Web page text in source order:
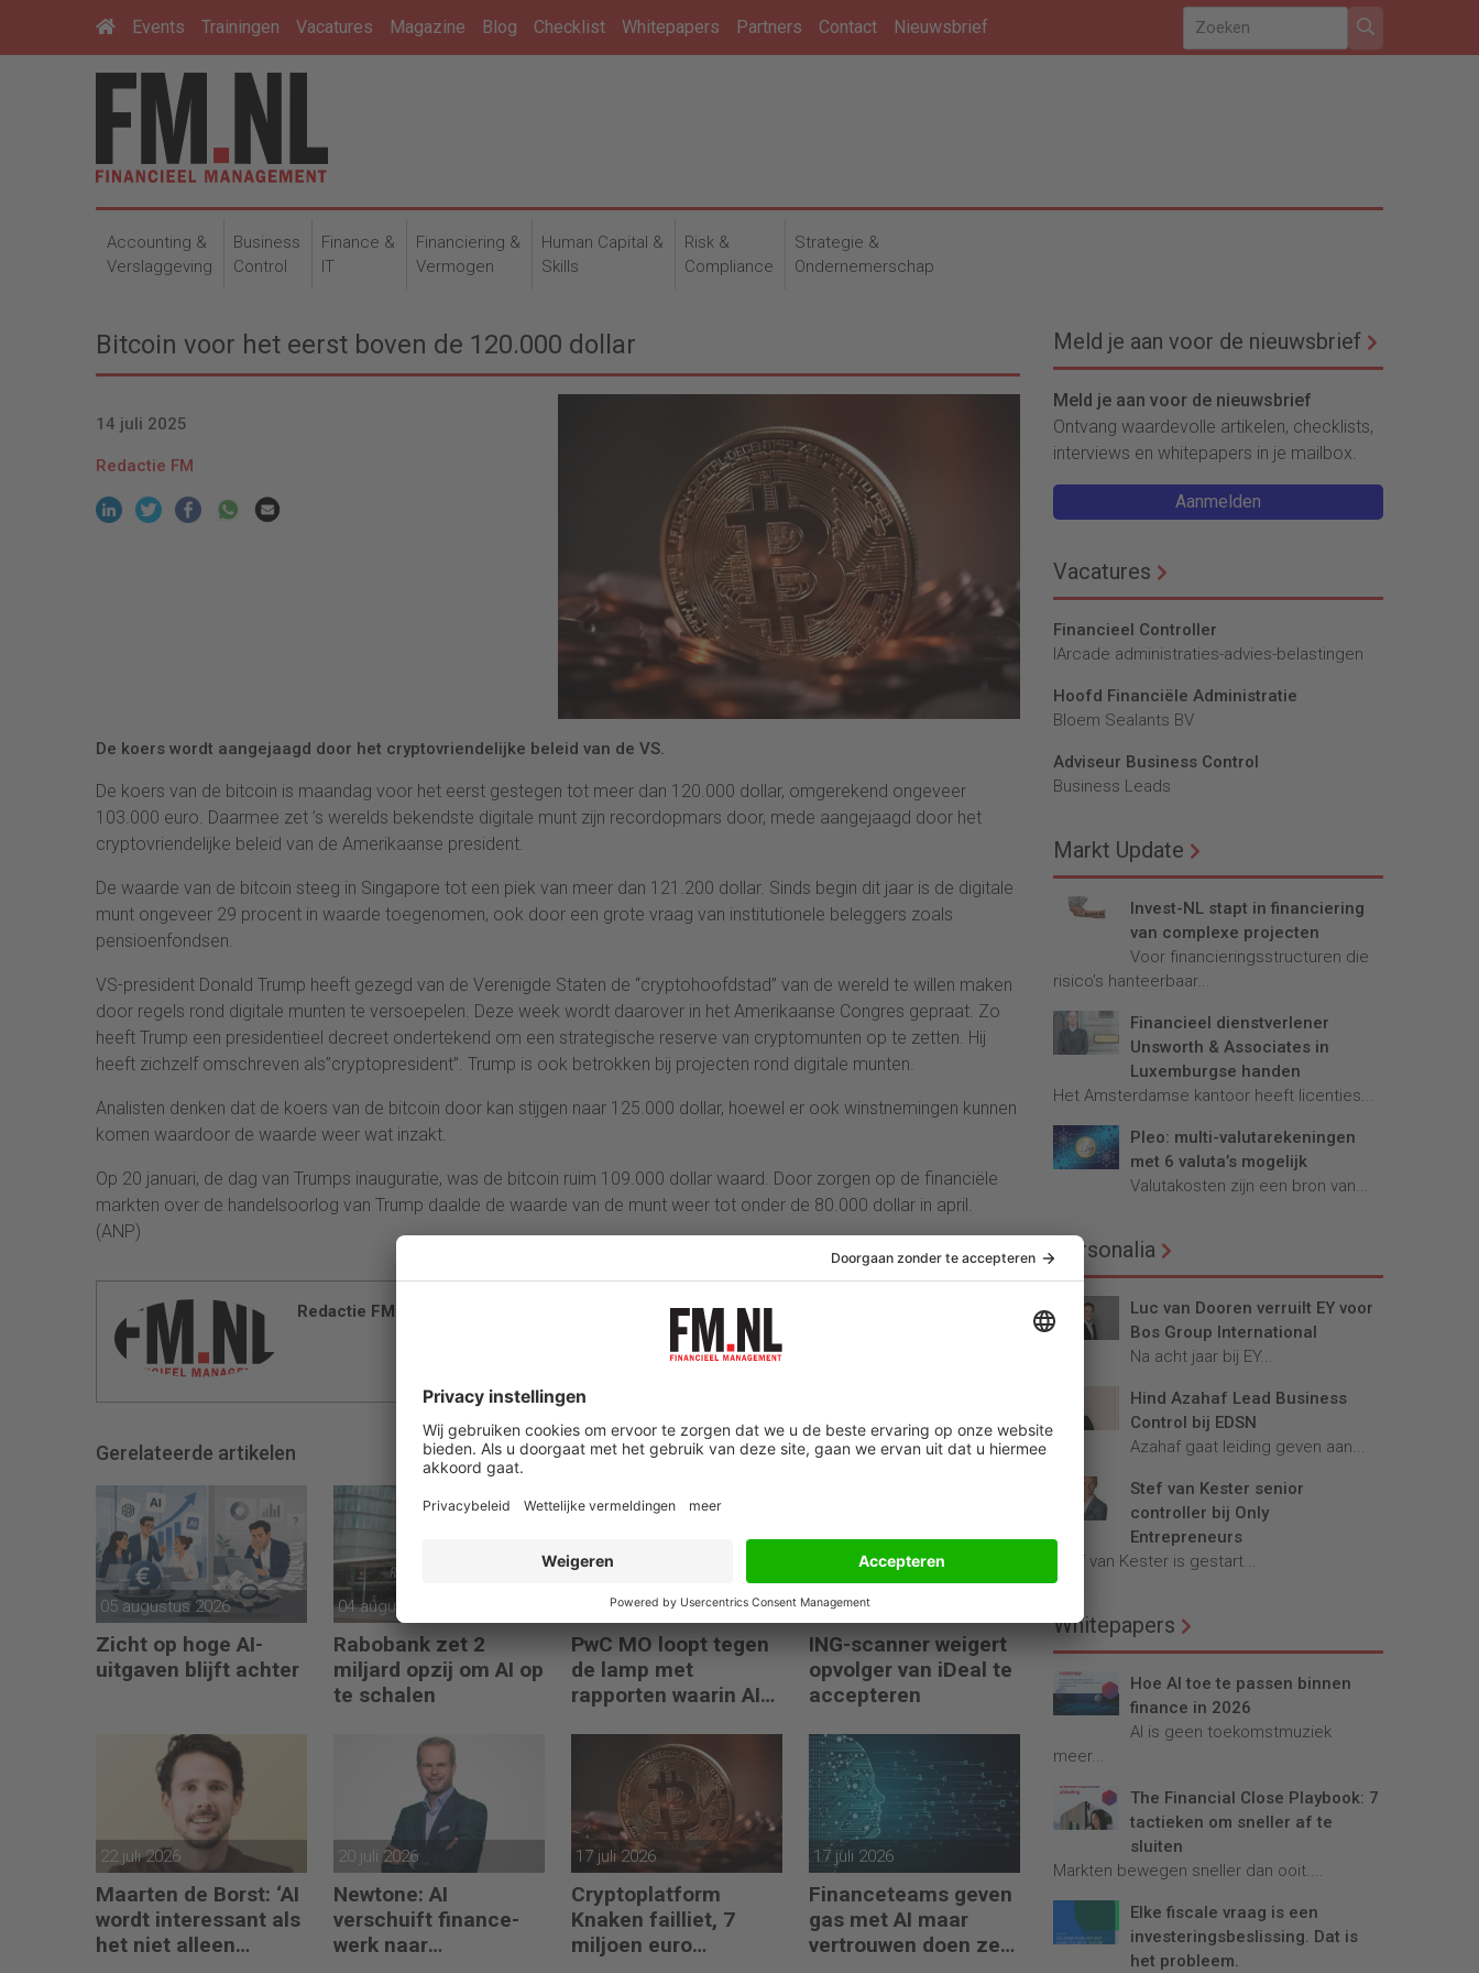
Events Trainingen Vacatures Magazine Blog Checklist Whitepapers Partners Contact Nieuwsbrief
Accounting &
Verslaggeving
Business
Control
Finance &
IT
Financiering &
Vermogen
Human Capital &
Skills
Risk &
Compliance
Strategie &
Ondernemerschap
Bitcoin voor het eerst boven de 120.000 dollar
14 juli 2025
Redactie FM
De koers wordt aangejaagd door het cryptovriendelijke beleid van de VS.
De koers van de bitcoin is maandag voor het eerst gestegen tot meer dan 120.000 dollar, omgerekend ongeveer
103.000 euro. Daarmee zet ’s werelds bekendste digitale munt zijn recordopmars door, mede aangejaagd door het
cryptovriendelijke beleid van de Amerikaanse president.
De waarde van de bitcoin steeg in Singapore tot een piek van meer dan 121.200 dollar. Sinds begin dit jaar is de digitale
munt ongeveer 29 procent in waarde toegenomen, ook door een grote vraag van institutionele beleggers zoals
pensioenfondsen.
VS-president Donald Trump heeft gezegd van de Verenigde Staten de “cryptohoofdstad” van de wereld te willen maken
door regels rond digitale munten te versoepelen. Deze week wordt daarover in het Amerikaanse Congres gepraat. Zo
heeft Trump een presidentieel decreet ondertekend om een strategische reserve van cryptomunten op te zetten. Hij
heeft zichzelf omschreven als”cryptopresident”. Trump is ook betrokken bij projecten rond digitale munten.
Analisten denken dat de koers van de bitcoin door kan stijgen naar 125.000 dollar, hoewel er ook winstnemingen kunnen
komen waardoor de waarde weer wat inzakt.
Op 20 januari, de dag van Trumps inauguratie, was de bitcoin ruim 109.000 dollar waard. Door zorgen op de financiële
markten over de handelsoorlog van Trump daalde de waarde van de munt weer tot onder de 80.000 dollar in april.
(ANP)
Redactie FM
Gerelateerde artikelen
05 augustus 2026
Zicht op hoge AI-
uitgaven blijft achter
04 augustus 2026
Rabobank zet 2
miljard opzij om AI op
te schalen
30 juli 2026
PwC MO loopt tegen
de lamp met
rapporten waarin AI
29 juli 2026
ING-scanner weigert
opvolger van iDeal te
accepteren
22 juli 2026
Maarten de Borst: ‘AI
wordt interessant als
het niet alleen
20 juli 2026
Newtone: AI
verschuift finance-
werk naar
17 juli 2026
Cryptoplatform
Knaken failliet, 7
miljoen euro
17 juli 2026
Financeteams geven
gas met AI maar
vertrouwen doen ze
Meld je aan voor de nieuwsbrief
Meld je aan voor de nieuwsbrief
Ontvang waardevolle artikelen, checklists,
interviews en whitepapers in je mailbox.
Aanmelden
Vacatures
Financieel Controller
lArcade administraties-advies-belastingen
Hoofd Financiële Administratie
Bloem Sealants BV
Adviseur Business Control
Business Leads
Markt Update
Invest-NL stapt in financiering
van complexe projecten
Voor financieringsstructuren die
risico’s hanteerbaar...
Financieel dienstverlener
Unsworth & Associates in
Luxemburgse handen
Het Amsterdamse kantoor heeft licenties...
Pleo: multi-valutarekeningen
met 6 valuta’s mogelijk
Valutakosten zijn een bron van...
Personalia
Luc van Dooren verruilt EY voor
Bos Group International
Na acht jaar bij EY...
Hind Azahaf Lead Business
Control bij EDSN
Azahaf gaat leiding geven aan...
Stef van Kester senior
controller bij Only
Entrepreneurs
Stef van Kester is gestart...
Whitepapers
Hoe AI toe te passen binnen
finance in 2026
AI is geen toekomstmuziek
meer...
The Financial Close Playbook: 7
tactieken om sneller af te
sluiten
Markten bewegen sneller dan ooit....
Elke fiscale vraag is een
investeringsbeslissing. Dat is
het probleem.